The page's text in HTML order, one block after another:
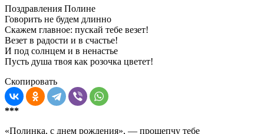
Поздравления Полине
Говорить не будем длинно
Скажем главное: пускай тебе везет!
Везет в радости и в счастье!
И под солнцем и в ненастье
Пусть душа твоя как розочка цветет!
Скопировать
***
«Полинка, с днем рождения», — прошепчу тебе